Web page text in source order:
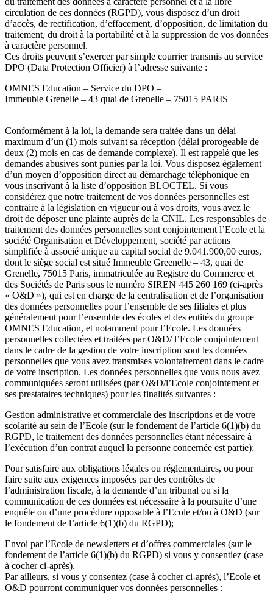
circulation de ces données (RGPD), vous disposez d’un droit
d’accès, de rectification, d’effacement, d’opposition, de limitation du
traitement, du droit à la portabilité et à la suppression de vos données
à caractère personnel.
Ces droits peuvent s’exercer par simple courrier transmis au service
DPO (Data Protection Officier) à l’adresse suivante :
OMNES Education – Service du DPO –
Immeuble Grenelle – 43 quai de Grenelle – 75015 PARIS
Conformément à la loi, la demande sera traitée dans un délai
maximum d’un (1) mois suivant sa réception (délai prorogeable de
deux (2) mois en cas de demande complexe). Il est rappelé que les
demandes abusives sont punies par la loi. Vous disposez également
d’un moyen d’opposition direct au démarchage téléphonique en
vous inscrivant à la liste d’opposition BLOCTEL. Si vous
considérez que notre traitement de vos données personnelles est
contraire à la législation en vigueur ou à vos droits, vous avez le
droit de déposer une plainte auprès de la CNIL. Les responsables de
traitement des données personnelles sont conjointement l’Ecole et la
société Organisation et Développement, société par actions
simplifiée à associé unique au capital social de 9.041.900,00 euros,
dont le siège social est situé Immeuble Greenelle – 43, quai de
Grenelle, 75015 Paris, immatriculée au Registre du Commerce et
des Sociétés de Paris sous le numéro SIREN 445 260 169 (ci-après
« O&D »), qui est en charge de la centralisation et de l’organisation
des données personnelles pour l’ensemble de ses filiales et plus
généralement pour l’ensemble des écoles et des entités du groupe
OMNES Education, et notamment pour l’Ecole. Les données
personnelles collectées et traitées par O&D/ l’Ecole conjointement
dans le cadre de la gestion de votre inscription sont les données
personnelles que vous avez transmises volontairement dans le cadre
de votre inscription. Les données personnelles que vous nous avez
communiquées seront utilisées (par O&D/l’Ecole conjointement et
ses prestataires techniques) pour les finalités suivantes :
Gestion administrative et commerciale des inscriptions et de votre
scolarité au sein de l’Ecole (sur le fondement de l’article 6(1)(b) du
RGPD, le traitement des données personnelles étant nécessaire à
l’exécution d’un contrat auquel la personne concernée est partie);
Pour satisfaire aux obligations légales ou réglementaires, ou pour
faire suite aux exigences imposées par des contrôles de
l’administration fiscale, à la demande d’un tribunal ou si la
communication de ces données est nécessaire à la poursuite d’une
enquête ou d’une procédure opposable à l’Ecole et/ou à O&D (sur
le fondement de l’article 6(1)(b) du RGPD);
Envoi par l’Ecole de newsletters et d’offres commerciales (sur le
fondement de l’article 6(1)(b) du RGPD) si vous y consentiez (case
à cocher ci-après).
Par ailleurs, si vous y consentez (case à cocher ci-après), l’Ecole et
O&D pourront communiquer vos données personnelles :